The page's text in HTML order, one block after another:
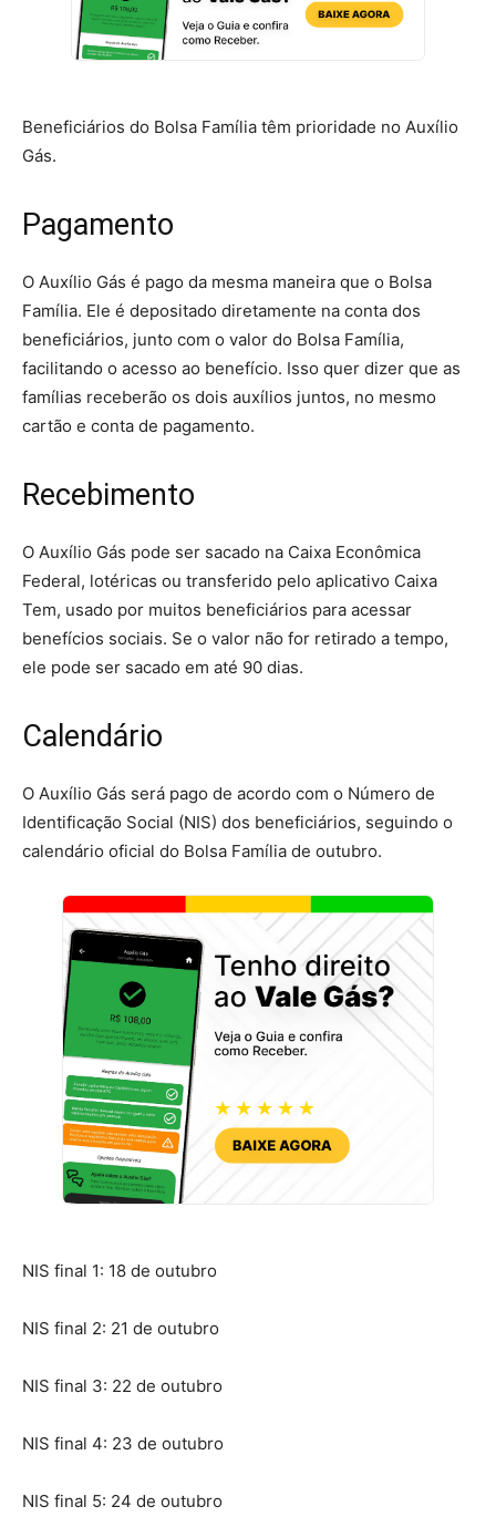
Beneficiários do Bolsa Família têm prioridade no Auxílio
Gás.
Pagamento
O Auxílio Gás é pago da mesma maneira que o Bolsa
Família. Ele é depositado diretamente na conta dos
beneficiários, junto com o valor do Bolsa Família,
facilitando o acesso ao benefício. Isso quer dizer que as
famílias receberão os dois auxílios juntos, no mesmo
cartão e conta de pagamento.
Recebimento
O Auxílio Gás pode ser sacado na Caixa Econômica
Federal, lotéricas ou transferido pelo aplicativo Caixa
Tem, usado por muitos beneficiários para acessar
benefícios sociais. Se o valor não for retirado a tempo,
ele pode ser sacado em até 90 dias.
Calendário
O Auxílio Gás será pago de acordo com o Número de
Identificação Social (NIS) dos beneficiários, seguindo o
calendário oficial do Bolsa Família de outubro.
NIS final 1: 18 de outubro
NIS final 2: 21 de outubro
NIS final 3: 22 de outubro
NIS final 4: 23 de outubro
NIS final 5: 24 de outubro